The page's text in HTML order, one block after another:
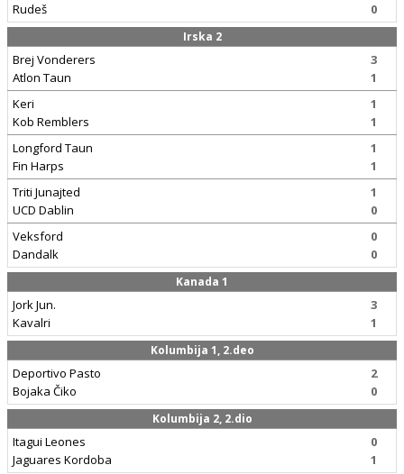
Rudeš
0
Irska 2
Brej Vonderers
Atlon Taun
3
1
Keri
Kob Remblers
1
1
Longford Taun
Fin Harps
1
1
Triti Junajted
UCD Dablin
1
0
Veksford
Dandalk
0
0
Kanada 1
Jork Jun.
Kavalri
3
1
Kolumbija 1, 2.deo
Deportivo Pasto
Bojaka Čiko
2
0
Kolumbija 2, 2.dio
Itagui Leones
Jaguares Kordoba
0
1